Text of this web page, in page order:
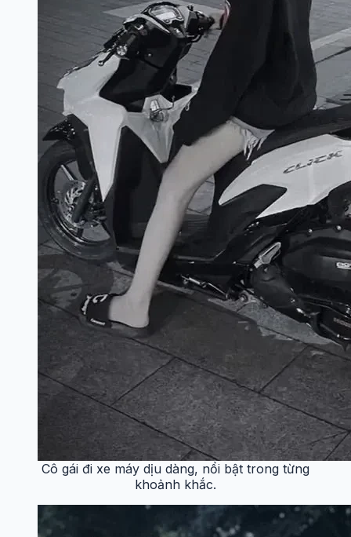
Cô gái đi xe máy dịu dàng, nổi bật trong từng
khoảnh khắc.